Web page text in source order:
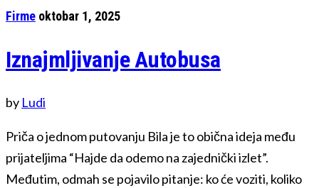
Firme oktobar 1, 2025
Iznajmljivanje Autobusa
by Ludi
Priča o jednom putovanju Bila je to obična ideja među
prijateljima “Hajde da odemo na zajednički izlet”.
Međutim, odmah se pojavilo pitanje: ko će voziti, koliko